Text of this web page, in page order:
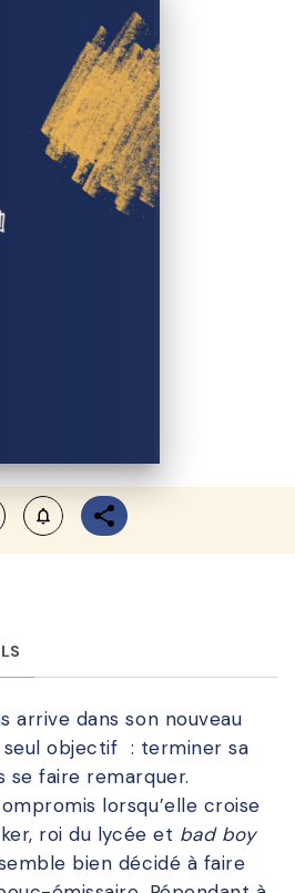
notifications_none_outlined
arrive dans son nouveau
seul objectif : terminer sa
se faire remarquer.
lorsqu’elle croise
roi du lycée et bad boy
bien décidé à faire